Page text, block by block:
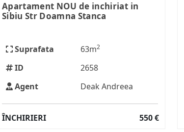
Apartament NOU de inchiriat in
Sibiu Str Doamna Stanca
Suprafata 63m2
ID
2658
Agent
Deak Andreea
ÎNCHIRIERI 550 €